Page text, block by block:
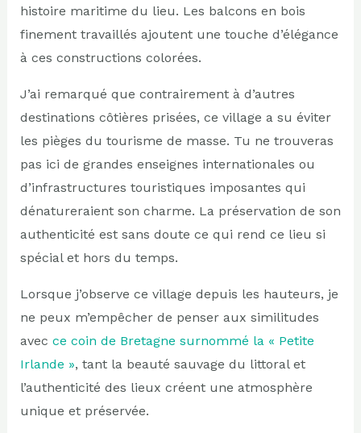
histoire maritime du lieu. Les balcons en bois
finement travaillés ajoutent une touche d’élégance
à ces constructions colorées.
J’ai remarqué que contrairement à d’autres
destinations côtières prisées, ce village a su éviter
les pièges du tourisme de masse. Tu ne trouveras
pas ici de grandes enseignes internationales ou
d’infrastructures touristiques imposantes qui
dénatureraient son charme. La préservation de son
authenticité est sans doute ce qui rend ce lieu si
spécial et hors du temps.
Lorsque j’observe ce village depuis les hauteurs, je
ne peux m’empêcher de penser aux similitudes
avec ce coin de Bretagne surnommé la « Petite
Irlande », tant la beauté sauvage du littoral et
l’authenticité des lieux créent une atmosphère
unique et préservée.